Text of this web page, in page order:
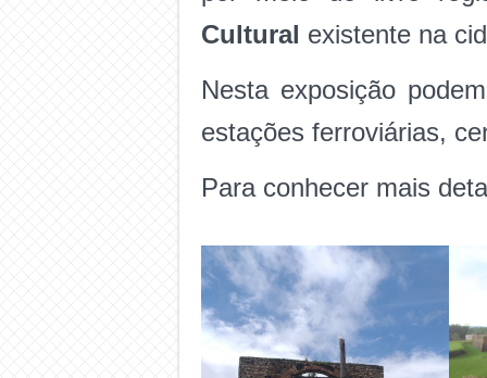
Cultural existente na
Nesta exposição
estações ferroviárias,
Para conhecer mais